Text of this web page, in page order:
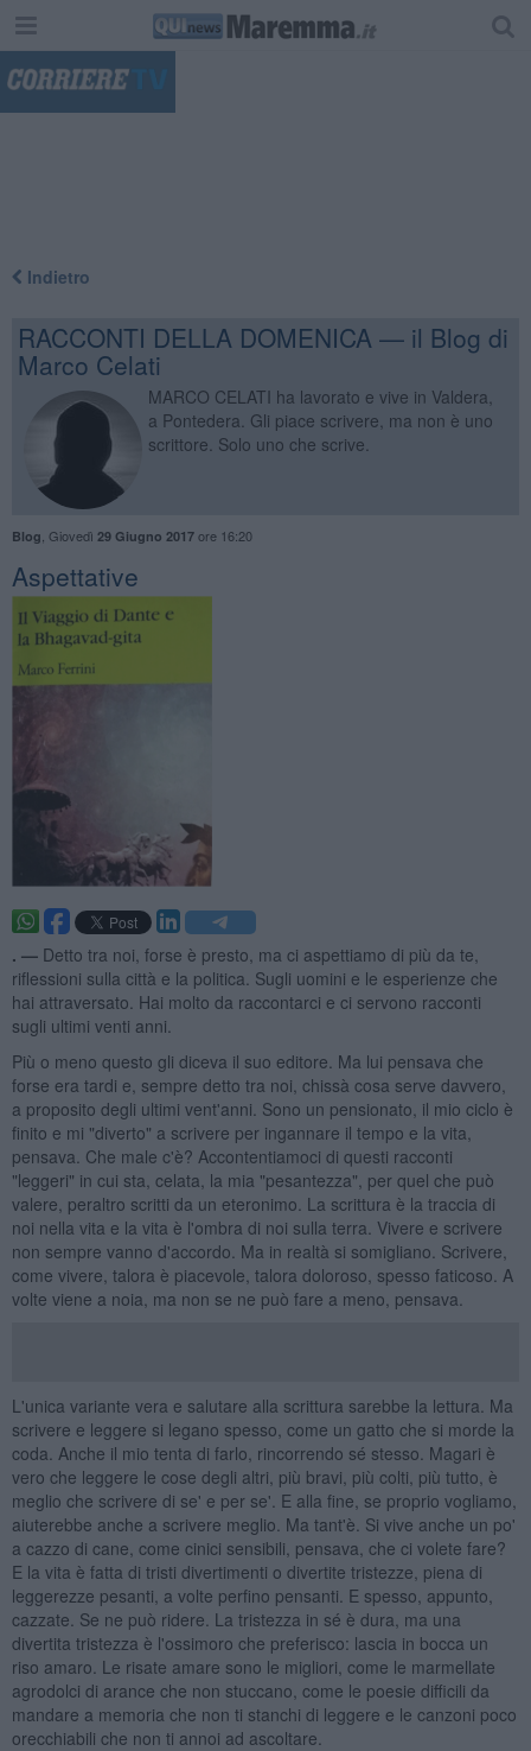
Indietro
RACCONTI DELLA DOMENICA — il Blog di
Marco Celati
MARCO CELATI ha lavorato e vive in Valdera,
a Pontedera. Gli piace scrivere, ma non è uno
scrittore. Solo uno che scrive.
Blog Giovedì 29 Giugno 2017ore 16:20
Aspettative
. — Detto tra noi, forse è presto, ma ci aspettiamo di più da te,
riflessioni sulla città e la politica. Sugli uomini e le esperienze che
hai attraversato. Hai molto da raccontarci e ci servono racconti
sugli ultimi venti anni.
Più o meno questo gli diceva il suo editore. Ma lui pensava che
forse era tardi e, sempre detto tra noi, chissà cosa serve davvero,
a proposito degli ultimi vent'anni. Sono un pensionato, il mio ciclo è
finito e mi "diverto" a scrivere per ingannare il tempo e la vita,
pensava. Che male c'è? Accontentiamoci di questi racconti
"leggeri" in cui sta, celata, la mia "pesantezza", per quel che può
valere, peraltro scritti da un eteronimo. La scrittura è la traccia di
noi nella vita e la vita è l'ombra di noi sulla terra. Vivere e scrivere
non sempre vanno d'accordo. Ma in realtà si somigliano. Scrivere,
come vivere, talora è piacevole, talora doloroso, spesso faticoso. A
volte viene a noia, ma non se ne può fare a meno, pensava.
L'unica variante vera e salutare alla scrittura sarebbe la lettura. Ma
scrivere e leggere si legano spesso, come un gatto che si morde la
coda. Anche il mio tenta di farlo, rincorrendo sé stesso. Magari è
vero che leggere le cose degli altri, più bravi, più colti, più tutto, è
meglio che scrivere di se' e per se'. E alla fine, se proprio vogliamo,
aiuterebbe anche a scrivere meglio. Ma tant'è. Si vive anche un po'
a cazzo di cane, come cinici sensibili, pensava, che ci volete fare?
E la vita è fatta di tristi divertimenti o divertite tristezze, piena di
leggerezze pesanti, a volte perfino pensanti. E spesso, appunto,
cazzate. Se ne può ridere. La tristezza in sé è dura, ma una
divertita tristezza è l'ossimoro che preferisco: lascia in bocca un
riso amaro. Le risate amare sono le migliori, come le marmellate
agrodolci di arance che non stuccano, come le poesie difficili da
mandare a memoria che non ti stanchi di leggere e le canzoni poco
orecchiabili che non ti annoi ad ascoltare.